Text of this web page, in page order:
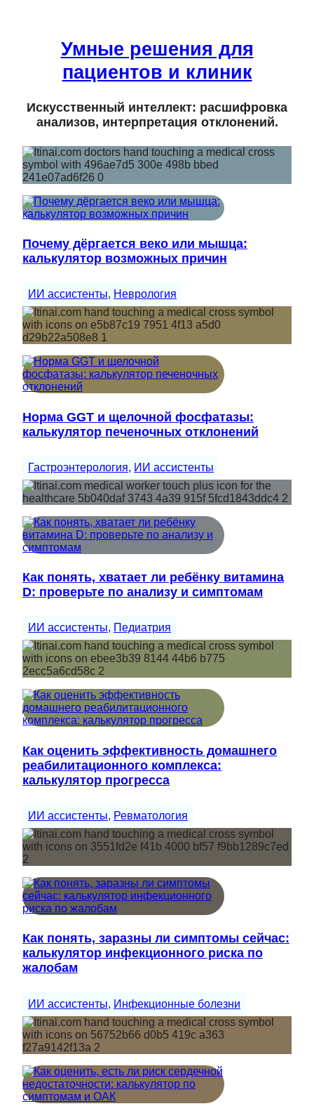
Умные решения для
пациентов и клиник
Искусственный интеллект: расшифровка
анализов, интерпретация отклонений.
Почему дёргается веко или мышца:
калькулятор возможных причин
ИИ ассистенты, Неврология
Норма GGT и щелочной фосфатазы:
калькулятор печеночных отклонений
Гастроэнтерология, ИИ ассистенты
Как понять, хватает ли ребёнку витамина
D: проверьте по анализу и симптомам
ИИ ассистенты, Педиатрия
Как оценить эффективность домашнего
реабилитационного комплекса:
калькулятор прогресса
ИИ ассистенты, Ревматология
Как понять, заразны ли симптомы сейчас:
калькулятор инфекционного риска по
жалобам
ИИ ассистенты, Инфекционные болезни